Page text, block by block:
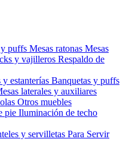
puffs Mesas ratonas Mesas
y vajilleros Respaldo de
estanterías Banquetas y puffs
laterales y auxiliares
Otros muebles
pie Iluminación de techo
y servilletas Para Servir